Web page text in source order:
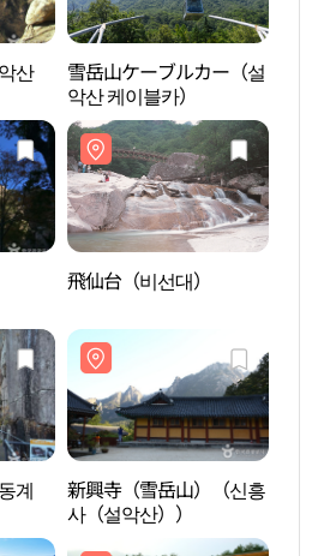
산
雪岳山ケーブルカー（설
악산 케이블카）
飛仙台（비선대）
계
新興寺（雪岳山）（신흥
사（설악산））